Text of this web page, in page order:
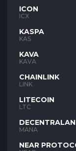
ICON
ICX
KASPA
KAS
KAVA
KAVA
CHAINLINK
LINK
LITECOIN
LTC
MANA
NEAR